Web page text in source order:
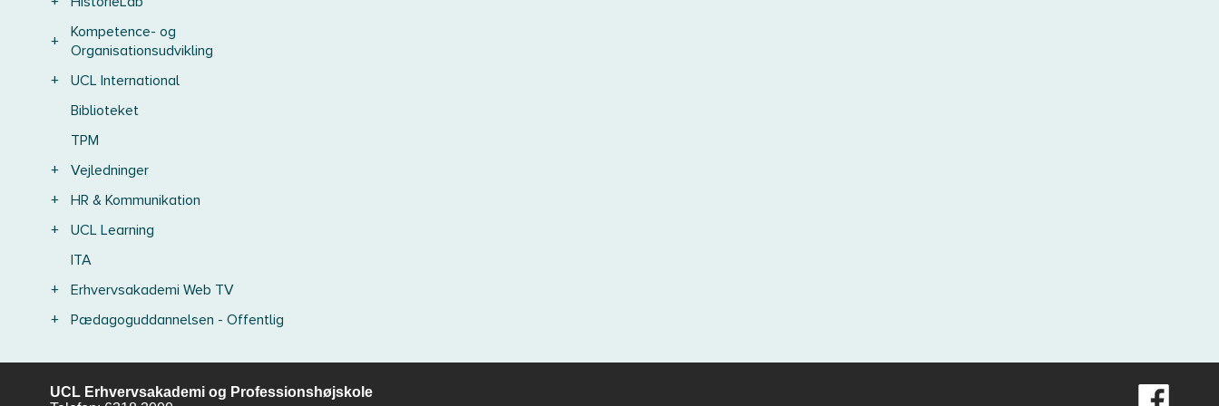
+
Kompetence- og
Organisationsudvikling
+
UCL International
Biblioteket
TPM
+
Vejledninger
+
HR & Kommunikation
+
UCL Learning
ITA
+
Erhvervsakademi Web TV
+
Pædagoguddannelsen - Offentlig
UCL Erhvervsakademi og Professionshøjskole